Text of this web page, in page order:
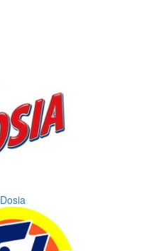
Dosia